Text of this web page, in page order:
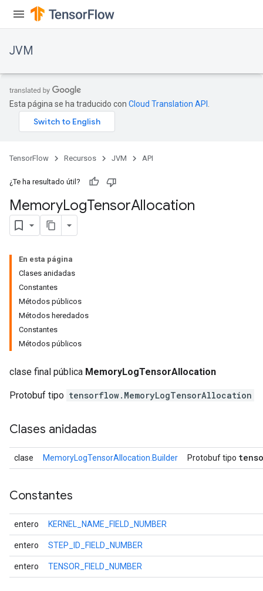
JVM
Esta página se ha traducido con Cloud Translation API
TensorFlow Recursos JVM API
¿Te ha resultado útil?
MemoryLogTensorAllocation
En esta página
Clases anidadas
Constantes
Métodos públicos
Métodos heredados
Constantes
Métodos públicos
clase final pública MemoryLogTensorAllocation
Protobuf tipo tensorflow.MemoryLogTensorAllocation
Clases anidadas
clase MemoryLogTensorAllocation.Builder Protobuf tipo
Constantes
entero KERNEL_NAME_FIELD_NUMBER
entero STEP_ID_FIELD_NUMBER
entero TENSOR_FIELD_NUMBER